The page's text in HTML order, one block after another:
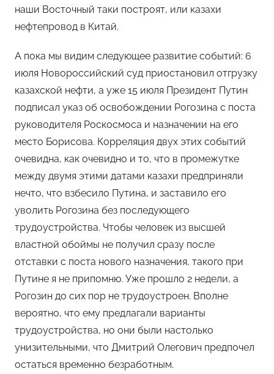
наши Восточный таки построят, или казахи
нефтепровод в Китай.
А пока мы видим следующее развитие событий: 6
июля Новороссийский суд приостановил отгрузку
казахской нефти, а уже 15 июля Президент Путин
подписал указ об освобождении Рогозина с поста
руководителя Роскосмоса и назначении на его
место Борисова. Корреляция двух этих событий
очевидна, как очевидно и то, что в промежутке
между двумя этими датами казахи предприняли
нечто, что взбесило Путина, и заставило его
уволить Рогозина без последующего
трудоустройства. Чтобы человек из высшей
властной обоймы не получил сразу после
отставки с поста нового назначения, такого при
Путине я не припомню. Уже прошло 2 недели, а
Рогозин до сих пор не трудоустроен. Вполне
вероятно, что ему предлагали варианты
трудоустройства, но они были настолько
унизительными, что Дмитрий Олегович предпочел
остаться временно безработным.